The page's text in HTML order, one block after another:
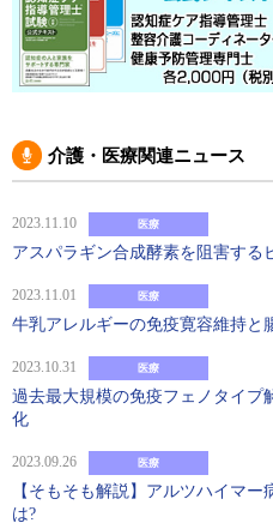
介護・医療関連ニュース
2023.11.10 医療
アスパラギン合成酵素を阻害する
2023.11.01 医療
牛乳アレルギーの免疫寛容維持と
2023.10.31 医療
過去最大規模の免疫フェノタイプ
化
2023.09.26 医療
【そもそも解説】アルツハイマ
は?